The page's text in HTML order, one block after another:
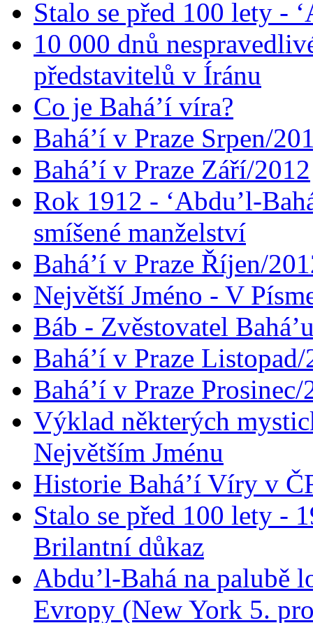
Stalo se před 100 lety -
10 000 dnů
představitelů v Íránu
Co je Bahá’í víra?
Bahá’í v Praze Srpen/
Bahá’í v Praze Září/2012
Rok 1912 - ‘Abdu’l-
smíšené manželství
Bahá’í v Praze Říjen/
Největší Jméno - V
Báb - Zvěstovatel
Bahá’í v Praze
Bahá’í v Praze Prosinec/
Výklad některých
Největším Jménu
Historie Bahá’í Víry v
Stalo se před 100 lety -
Brilantní důkaz
Abdu’l-Bahá na palubě
Evropy (New York 5.